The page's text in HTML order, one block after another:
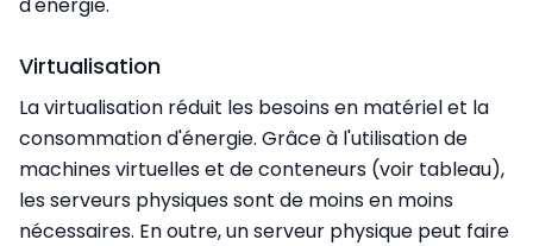
Virtualisation
La virtualisation réduit les besoins en matériel et la
consommation d'énergie. Grâce à l'utilisation de
machines virtuelles et de conteneurs (voir tableau),
les serveurs physiques sont de moins en moins
nécessaires. En outre, un serveur physique peut faire